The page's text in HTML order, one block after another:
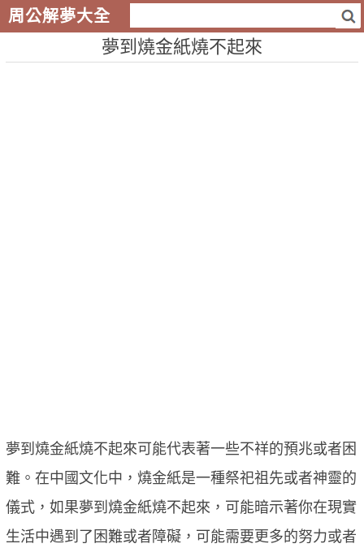
周公解夢大全
夢到燒金紙燒不起來
夢到燒金紙燒不起來可能代表著一些不祥的預兆或者困
難。在中國文化中，燒金紙是一種祭祀祖先或者神靈的
儀式，如果夢到燒金紙燒不起來，可能暗示著你在現實
生活中遇到了困難或者障礙，可能需要更多的努力或者